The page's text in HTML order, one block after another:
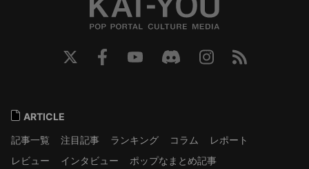
ARTICLE
記事一覧
注目記事 ランキング コラム
レポート
レビュー
インタビュー ポップなまとめ記事